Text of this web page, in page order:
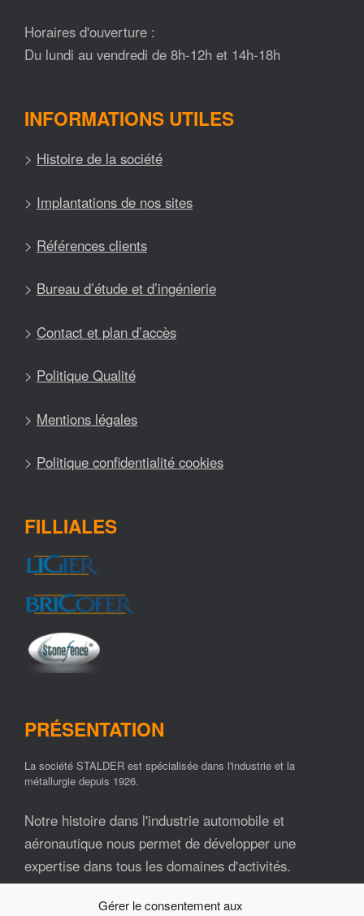
Gérer le consentement aux
Horaires d'ouverture :
Du lundi au vendredi de 8h-12h et 14h-18h
INFORMATIONS UTILES
> Histoire de la société
> Implantations de nos sites
> Références clients
> Bureau d’étude et d’ingénierie
> Contact et plan d’accès
> Politique Qualité
> Mentions légales
> Politique confidentialité cookies
FILLIALES
PRÉSENTATION
La société STALDER est spécialisée dans l'industrie et la
métallurgie depuis 1926.
Notre histoire dans l'industrie automobile et
aéronautique nous permet de développer une
expertise dans tous les domaines d'activités.
Nos ressources matérielles et humaines font de la